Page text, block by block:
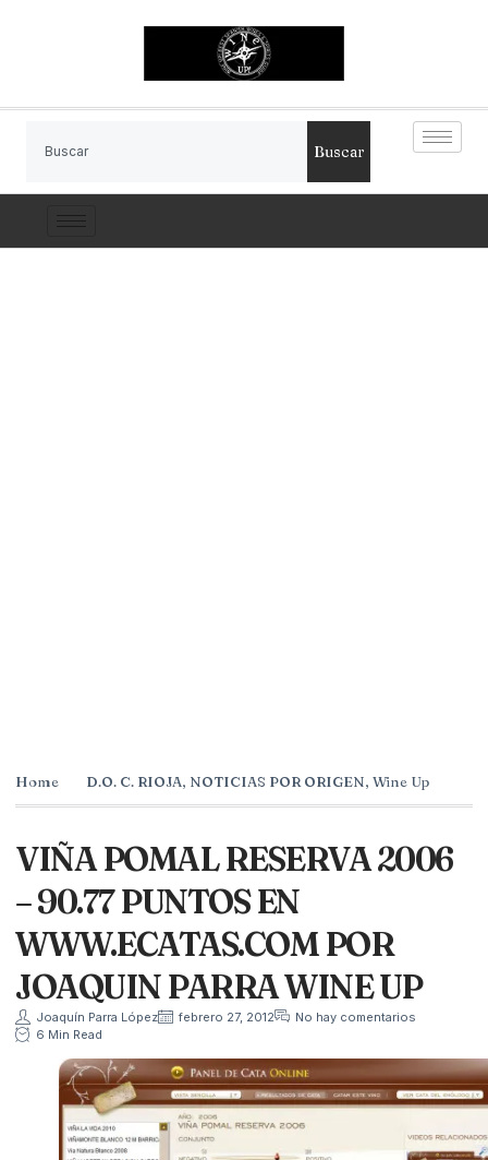
Buscar
Home D.O. C. RIOJA, NOTICIAS POR ORIGEN, Wine Up
VIÑA POMAL RESERVA 2006
– 90.77 PUNTOS EN
WWW.ECATAS.COM POR
JOAQUIN PARRA WINE UP
Joaquín Parra López febrero 27, 2012
No hay comentarios
6 Min Read